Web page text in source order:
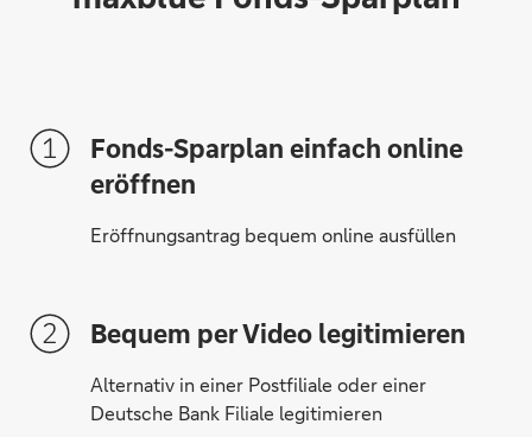
Fonds-Sparplan einfach online
eröffnen
Eröffnungsantrag bequem online ausfüllen
Bequem per Video legitimieren
Alternativ in einer Postfiliale oder einer
Deutsche Bank Filiale legitimieren